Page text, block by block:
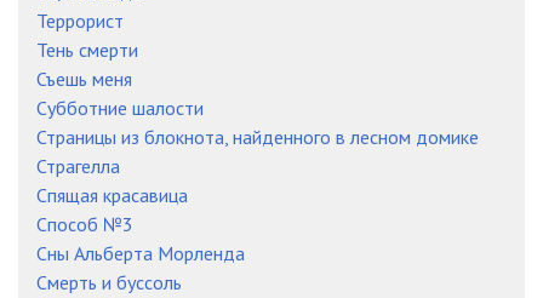
Террорист
Тень смерти
Съешь меня
Субботние шалости
Страницы из блокнота, найденного в лесном домике
Страгелла
Спящая красавица
Способ №3
Сны Альберта Морленда
Смерть и буссоль